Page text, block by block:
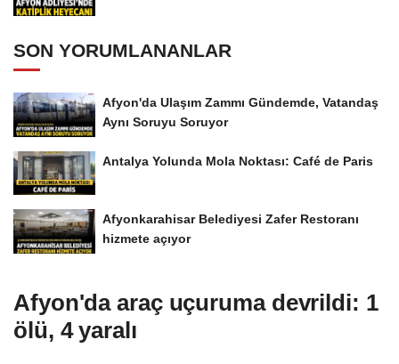
SON YORUMLANANLAR
Afyon'da Ulaşım Zammı Gündemde, Vatandaş
Aynı Soruyu Soruyor
Antalya Yolunda Mola Noktası: Café de Paris
Afyonkarahisar Belediyesi Zafer Restoranı
hizmete açıyor
Afyon'da araç uçuruma devrildi: 1
ölü, 4 yaralı